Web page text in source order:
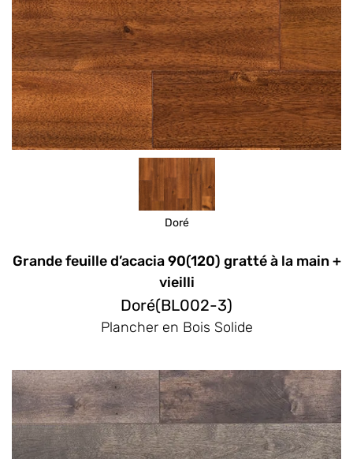
Doré
Grande feuille d’acacia 90(120) gratté à la main +
vieilli
Doré(BL002-3)
Plancher en Bois Solide